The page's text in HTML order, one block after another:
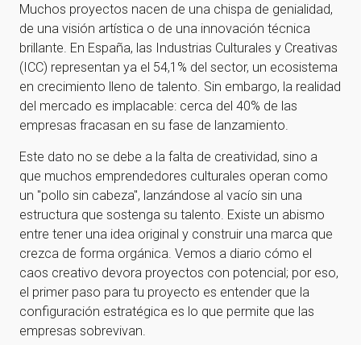
Muchos proyectos nacen de una chispa de genialidad,
de una visión artística o de una innovación técnica
brillante. En España, las Industrias Culturales y Creativas
(ICC) representan ya el 54,1% del sector, un ecosistema
en crecimiento lleno de talento. Sin embargo, la realidad
del mercado es implacable: cerca del 40% de las
empresas fracasan en su fase de lanzamiento.
Este dato no se debe a la falta de creatividad, sino a
que muchos emprendedores culturales operan como
un "pollo sin cabeza", lanzándose al vacío sin una
estructura que sostenga su talento. Existe un abismo
entre tener una idea original y construir una marca que
crezca de forma orgánica. Vemos a diario cómo el
caos creativo devora proyectos con potencial; por eso,
el primer paso para tu proyecto es entender que la
configuración estratégica es lo que permite que las
empresas sobrevivan.